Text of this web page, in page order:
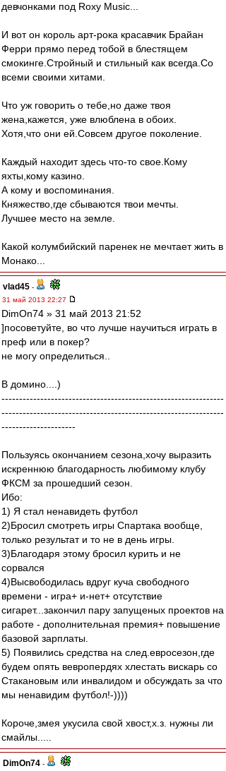
девчонками под Roxy Music...
И вот он король арт-рока красавчик Брайан
Ферри прямо перед тобой в блестящем
смокинге.Стройный и стильный как всегда.Со
всеми своими хитами.
Что уж говорить о тебе,но даже твоя
жена,кажется, уже влюблена в обоих.
Хотя,что они ей.Совсем другое поколение.
Каждый находит здесь что-то свое.Кому
яхты,кому казино.
А кому и воспоминания.
Княжество,где сбываются твои мечты.
Лучшее место на земле.
Какой колумбийский паренек не мечтает жить в
Монако...
vlad45 -
31 май 2013 22:27
DimOn74 » 31 май 2013 21:52
]посоветуйте, во что лучше научиться играть в
преф или в покер?
не могу определиться..
В домино....)
---------------------------------------------------------------
---------------------------------------------------------------
---------------------
Пользуясь окончанием сезона,хочу выразить
искреннюю благодарность любимому клубу
ФКСМ за прошедший сезон.
Ибо:
1) Я стал ненавидеть футбол
2)Бросил смотреть игры Спартака вообще,
только результат и то не в день игры.
3)Благодаря этому бросил курить и не
сорвался
4)Высвободилась вдруг куча свободного
времени - игра+ и-нет+ отсутствие
сигарет...закончил пару запущеных проектов на
работе - дополнительная премия+ повышение
базовой зарплаты.
5) Появились средства на след.евросезон,где
будем опять вевропердях хлестать вискарь со
Стакановым или инвалидом и обсуждать за что
мы ненавидим футбол!-))))
Короче,змея укусила свой хвост,х.з. нужны ли
смайлы.....
DimOn74 -